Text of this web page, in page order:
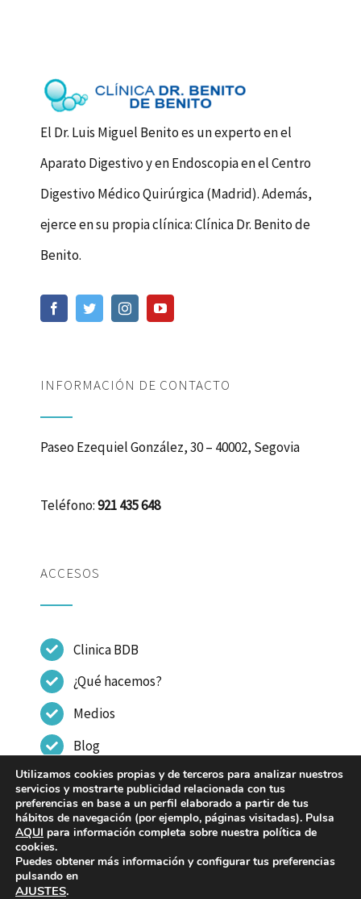
El Dr. Luis Miguel Benito es un experto en el
Aparato Digestivo y en Endoscopia en el Centro
Digestivo Médico Quirúrgica (Madrid). Además,
ejerce en su propia clínica: Clínica Dr. Benito de
Benito.
INFORMACIÓN DE CONTACTO
Paseo Ezequiel González, 30 – 40002, Segovia
Teléfono:921 435 648
ACCESOS
Clinica BDB
¿Qué hacemos?
Medios
Blog
Contactar
© Copyright 2023 - 2026 | CLINICA DR BENITO DE
BENITO |
Utilizamos cookies propias y de terceros para analizar nuestros
servicios y mostrarte publicidad relacionada con tus
preferencias en base a un perfil elaborado a partir de tus
hábitos de navegación (por ejemplo, páginas visitadas). Pulsa
AQUI para información completa sobre nuestra política de
cookies.
Puedes obtener más información y configurar tus preferencias
pulsando en
AJUSTES.